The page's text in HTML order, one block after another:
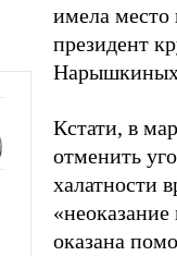
имела место
президент
Нарышкиных
Кстати, в
отменить
халатности
оказана